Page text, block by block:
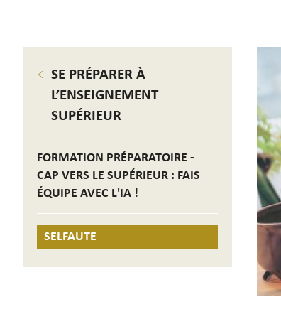
SE PRÉPARER À
L’ENSEIGNEMENT
SUPÉRIEUR
FORMATION PRÉPARATOIRE -
CAP VERS LE SUPÉRIEUR : FAIS
ÉQUIPE AVEC L'IA !
SELFAUTE